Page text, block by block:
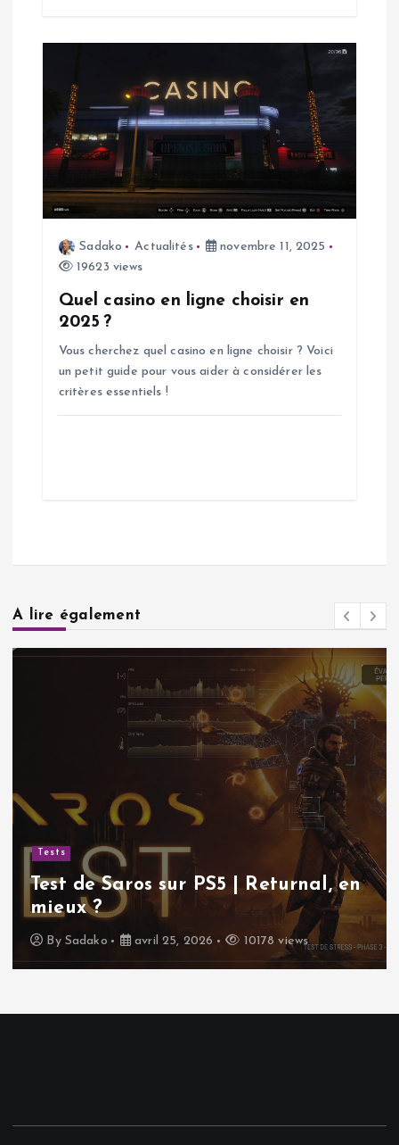
e
Sadako Actualités
novembre 11, 2025
19623 views
Quel casino en ligne choisir en
2025 ?
Vous cherchez quel casino en ligne choisir ? Voici
un petit guide pour vous aider à considérer les
critères essentiels !
A lire également
Tests
Test de Saros sur PS5 | Returnal, en
mieux ?
By Sadako avril 25, 2026 10178 views